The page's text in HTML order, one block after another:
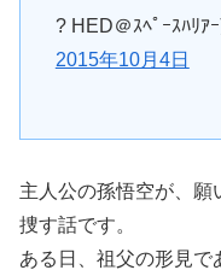
? HED＠ｽﾍﾟｰｽﾊﾘ
2015年10月4日
主人公の孫悟空が、願
捜す話です。
ある日、祖父の形見で